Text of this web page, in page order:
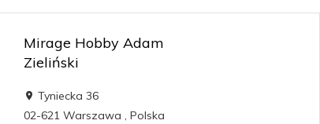
Mirage Hobby Adam
Zieliński
Tyniecka 36
02-621 Warszawa , Polska